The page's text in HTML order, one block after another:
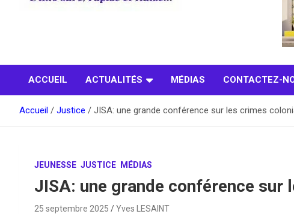
ACCUEIL ACTUALITÉS MÉDIAS CONTACTEZ-
Accueil Justice JISA: une grande conférence sur les crimes
JEUNESSE JUSTICE MÉDIAS
JISA: une grande conférence sur
25 septembre 2025 Yves LESAINT